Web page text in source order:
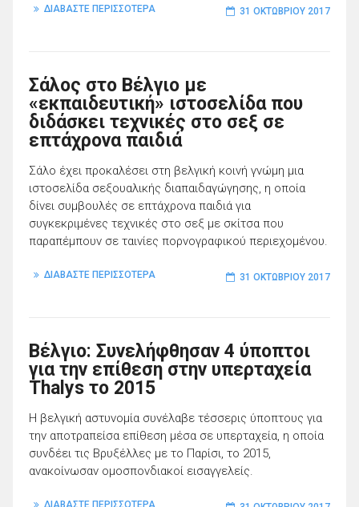
ΔΙΑΒΑΣΤΕ ΠΕΡΙΣΣΟΤΕΡΑ 31 ΟΚΤΩΒΡΊΟΥ 2017
Σάλος στο Βέλγιο με
«εκπαιδευτική» ιστοσελίδα που
διδάσκει τεχνικές στο σεξ σε
επτάχρονα παιδιά
Σάλο έχει προκαλέσει στη βελγική κοινή γνώμη μια
ιστοσελίδα σεξουαλικής διαπαιδαγώγησης, η οποία
δίνει συμβουλές σε επτάχρονα παιδιά για
συγκεκριμένες τεχνικές στο σεξ με σκίτσα που
παραπέμπουν σε ταινίες πορνογραφικού περιεχομένου.
ΔΙΑΒΑΣΤΕ ΠΕΡΙΣΣΟΤΕΡΑ 31 ΟΚΤΩΒΡΊΟΥ 2017
Βέλγιο: Συνελήφθησαν 4 ύποπτοι
για την επίθεση στην υπερταχεία
Thalys το 2015
Η βελγική αστυνομία συνέλαβε τέσσερις ύποπτους για
την αποτραπείσα επίθεση μέσα σε υπερταχεία, η οποία
συνδέει τις Βρυξέλλες με το Παρίσι, το 2015,
ανακοίνωσαν ομοσπονδιακοί εισαγγελείς.
ΔΙΑΒΑΣΤΕ ΠΕΡΙΣΣΟΤΕΡΑ